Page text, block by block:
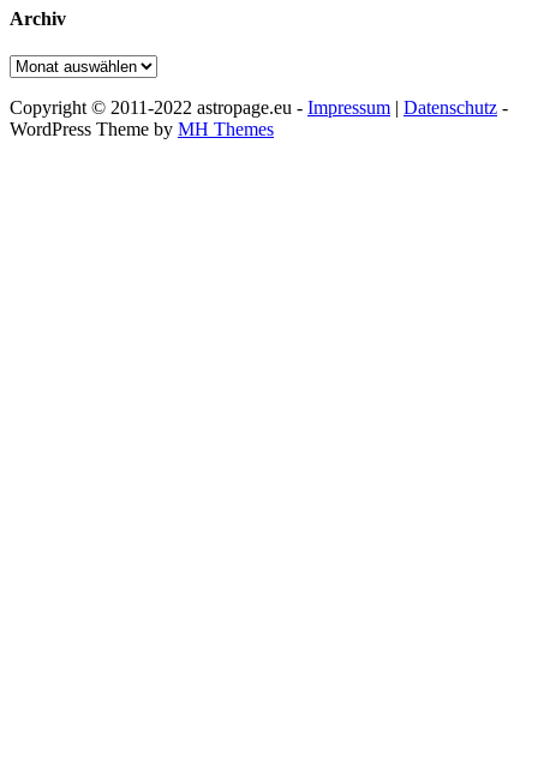
Archiv
Archiv
Copyright © 2011-2022 astropage.eu - Impressum | Datenschutz -
WordPress Theme by MH Themes